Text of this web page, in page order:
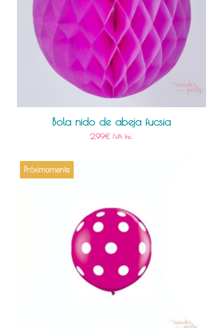
Bola nido de abeja fucsia
2,99€ IVA Inc.
Próximamente